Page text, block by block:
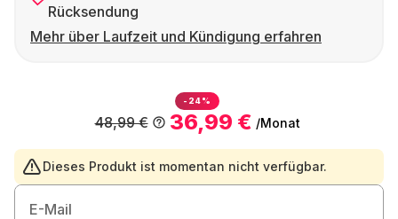
Rücksendung
Mehr über Laufzeit und Kündigung erfahren
-24%
36,99 € /Monat
48,99 €
Dieses Produkt ist momentan nicht verfügbar.
E-Mail